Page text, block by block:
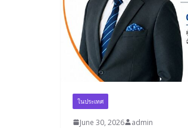
ในประเทศ
June 30, 2026 admin